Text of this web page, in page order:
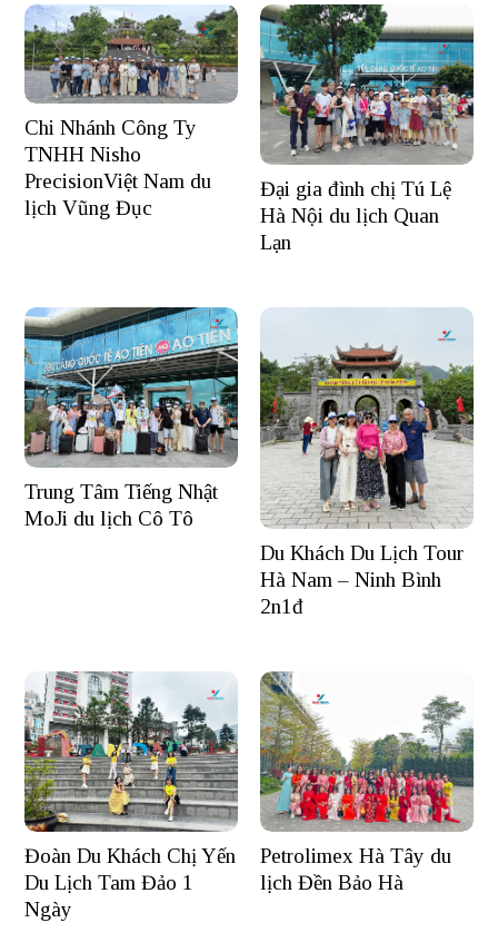
Chi Nhánh Công Ty
TNHH Nisho
PrecisionViệt Nam du
lịch Vũng Đục
Đại gia đình chị Tú Lệ
Hà Nội du lịch Quan
Lạn
Trung Tâm Tiếng Nhật
MoJi du lịch Cô Tô
Du Khách Du Lịch Tour
Hà Nam – Ninh Bình
2n1đ
Đoàn Du Khách Chị Yến
Du Lịch Tam Đảo 1
Ngày
Petrolimex Hà Tây du
lịch Đền Bảo Hà